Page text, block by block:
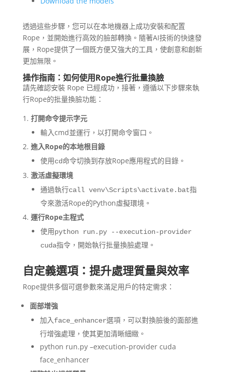
透過這些步驟，您可以在本地機器上成功安裝和配置
Rope，並開始進行高效的臉部轉換。隨著AI技術的快速發
展，Rope提供了一個既方便又強大的工具，使創意和創新
更加無限。
操作指南：如何使用Rope進行批量換臉
請先確認安裝 Rope 已經成功，接著，遵循以下步驟來執
行Rope的批量換臉功能：
打開命令提示字元
輸入cmd並運行，以打開命令窗口。
進入Rope的本地根目錄
使用cd命令切換到存放Rope應用程式的目錄。
激活虛擬環境
通過執行call venv\Scripts\activate.bat指
令來激活Rope的Python虛擬環境。
運行Rope主程式
使用python run.py --execution-provider
cuda指令，開始執行批量換臉處理。
自定義選項：提升處理質量與效率
Rope提供多個可選參數來滿足用戶的特定需求：
面部增強
加入face_enhancer選項，可以對換臉後的面部進
行增強處理，使其更加清晰細緻。
python run.py –execution-provider cuda
face_enhancer